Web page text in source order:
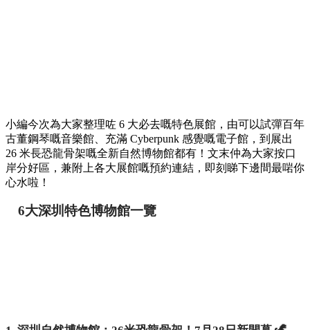
小編今次為大家整理咗 6 大必去嘅特色展館，由可以試彈百年
古董鋼琴嘅音樂館、充滿 Cyberpunk 感覺嘅電子館，到展出
26 米長恐龍骨架嘅全新自然博物館都有！文末仲為大家按口
岸分好區，兼附上各大展館嘅預約連結，即刻睇下邊間最啱你
心水啦！
6大深圳特色博物館一覽